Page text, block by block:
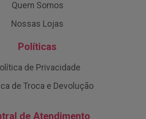
Quem Somos
Nossas Lojas
Políticas
de Privacidade
de Troca e Devolução
de Atendimento